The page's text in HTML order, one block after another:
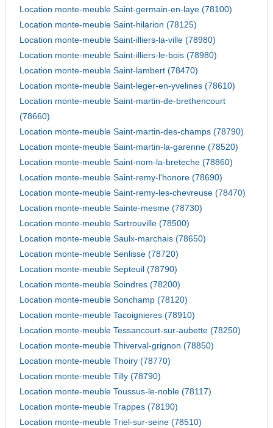
Location monte-meuble Saint-germain-en-laye (78100)
Location monte-meuble Saint-hilarion (78125)
Location monte-meuble Saint-illiers-la-ville (78980)
Location monte-meuble Saint-illiers-le-bois (78980)
Location monte-meuble Saint-lambert (78470)
Location monte-meuble Saint-leger-en-yvelines (78610)
Location monte-meuble Saint-martin-de-brethencourt
(78660)
Location monte-meuble Saint-martin-des-champs (78790)
Location monte-meuble Saint-martin-la-garenne (78520)
Location monte-meuble Saint-nom-la-breteche (78860)
Location monte-meuble Saint-remy-l'honore (78690)
Location monte-meuble Saint-remy-les-chevreuse (78470)
Location monte-meuble Sainte-mesme (78730)
Location monte-meuble Sartrouville (78500)
Location monte-meuble Saulx-marchais (78650)
Location monte-meuble Senlisse (78720)
Location monte-meuble Septeuil (78790)
Location monte-meuble Soindres (78200)
Location monte-meuble Sonchamp (78120)
Location monte-meuble Tacoignieres (78910)
Location monte-meuble Tessancourt-sur-aubette (78250)
Location monte-meuble Thiverval-grignon (78850)
Location monte-meuble Thoiry (78770)
Location monte-meuble Tilly (78790)
Location monte-meuble Toussus-le-noble (78117)
Location monte-meuble Trappes (78190)
Location monte-meuble Triel-sur-seine (78510)